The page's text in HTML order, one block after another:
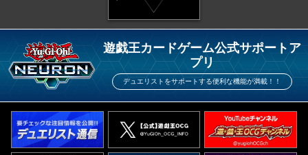
遊戯王カードゲーム公式サポートア
プリ
デュエリストをサポートする便利な機能が満載！！